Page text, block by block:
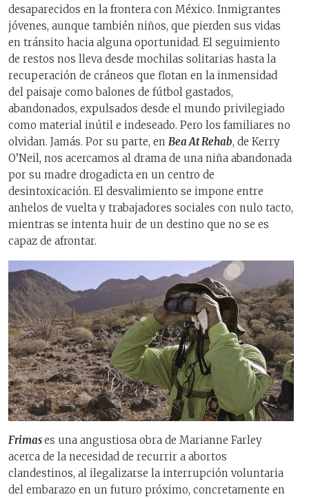
desaparecidos en la frontera con México. Inmigrantes
jóvenes, aunque también niños, que pierden sus vidas
en tránsito hacia alguna oportunidad. El seguimiento
de restos nos lleva desde mochilas solitarias hasta la
recuperación de cráneos que flotan en la inmensidad
del paisaje como balones de fútbol gastados,
abandonados, expulsados desde el mundo privilegiado
como material inútil e indeseado. Pero los familiares no
olvidan. Jamás. Por su parte, en Bea At Rehab, de Kerry
O’Neil, nos acercamos al drama de una niña abandonada
por su madre drogadicta en un centro de
desintoxicación. El desvalimiento se impone entre
anhelos de vuelta y trabajadores sociales con nulo tacto,
mientras se intenta huir de un destino que no se es
capaz de afrontar.
Frimases una angustiosa obra de Marianne Farley
acerca de la necesidad de recurrir a abortos
clandestinos, al ilegalizarse la interrupción voluntaria
del embarazo en un futuro próximo, concretamente en